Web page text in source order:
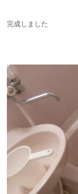
完成しました